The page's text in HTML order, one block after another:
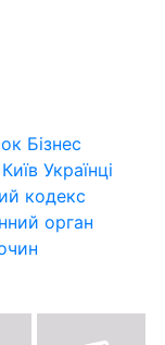
Бізнес
Київ Українці
кодекс
орган